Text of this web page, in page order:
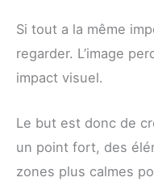
Si tout a la même
regarder. L’image
impact visuel.
Le but est donc de
un point fort, des
zones plus calmes